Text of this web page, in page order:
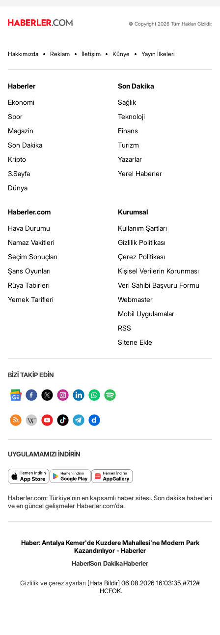
© Copyright 2026 Tüm Hakları Gizlidir.
Hakkımızda Reklam İletişim Künye Yayın İlkeleri
Haberler
Ekonomi
Spor
Magazin
Son Dakika
Kripto
3.Sayfa
Dünya
Son Dakika
Sağlık
Teknoloji
Finans
Turizm
Yazarlar
Yerel Haberler
Haberler.com
Hava Durumu
Namaz Vakitleri
Seçim Sonuçları
Şans Oyunları
Rüya Tabirleri
Yemek Tarifleri
Kurumsal
Kullanım Şartları
Gizlilik Politikası
Çerez Politikası
Kişisel Verilerin Korunması
Veri Sahibi Başvuru Formu
Webmaster
Mobil Uygulamalar
RSS
Sitene Ekle
BİZİ TAKİP EDİN
UYGULAMAMIZI İNDİRİN
Haberler.com: Türkiye’nin en kapsamlı haber sitesi. Son dakika haberleri
ve en güncel gelişmeler Haberler.com’da.
Haber: Antalya Kemer'de Kuzdere Mahallesi'ne Modern Park
Kazandırılıyor - Haberler
HaberSon DakikaHaberler
Gizlilik ve çerez ayarları [Hata Bildir] 06.08.2026 16:03:35 #7.12#
.HCFOK.